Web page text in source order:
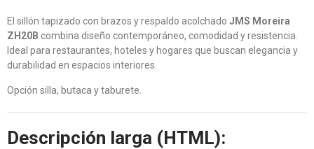
El sillón tapizado con brazos y respaldo acolchado JMS Moreira
ZH20B combina diseño contemporáneo, comodidad y resistencia.
Ideal para restaurantes, hoteles y hogares que buscan elegancia y
durabilidad en espacios interiores.
Opción silla, butaca y taburete.
Descripción larga (HTML):